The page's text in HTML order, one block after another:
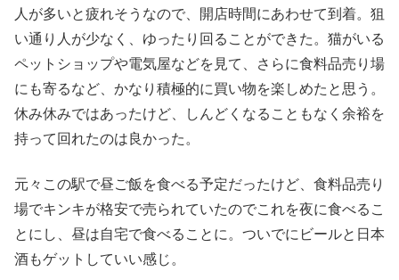
人が多いと疲れそうなので、開店時間にあわせて到着。狙
い通り人が少なく、ゆったり回ることができた。猫がいる
ペットショップや電気屋などを見て、さらに食料品売り場
にも寄るなど、かなり積極的に買い物を楽しめたと思う。
休み休みではあったけど、しんどくなることもなく余裕を
持って回れたのは良かった。
元々この駅で昼ご飯を食べる予定だったけど、食料品売り
場でキンキが格安で売られていたのでこれを夜に食べるこ
とにし、昼は自宅で食べることに。ついでにビールと日本
酒もゲットしていい感じ。